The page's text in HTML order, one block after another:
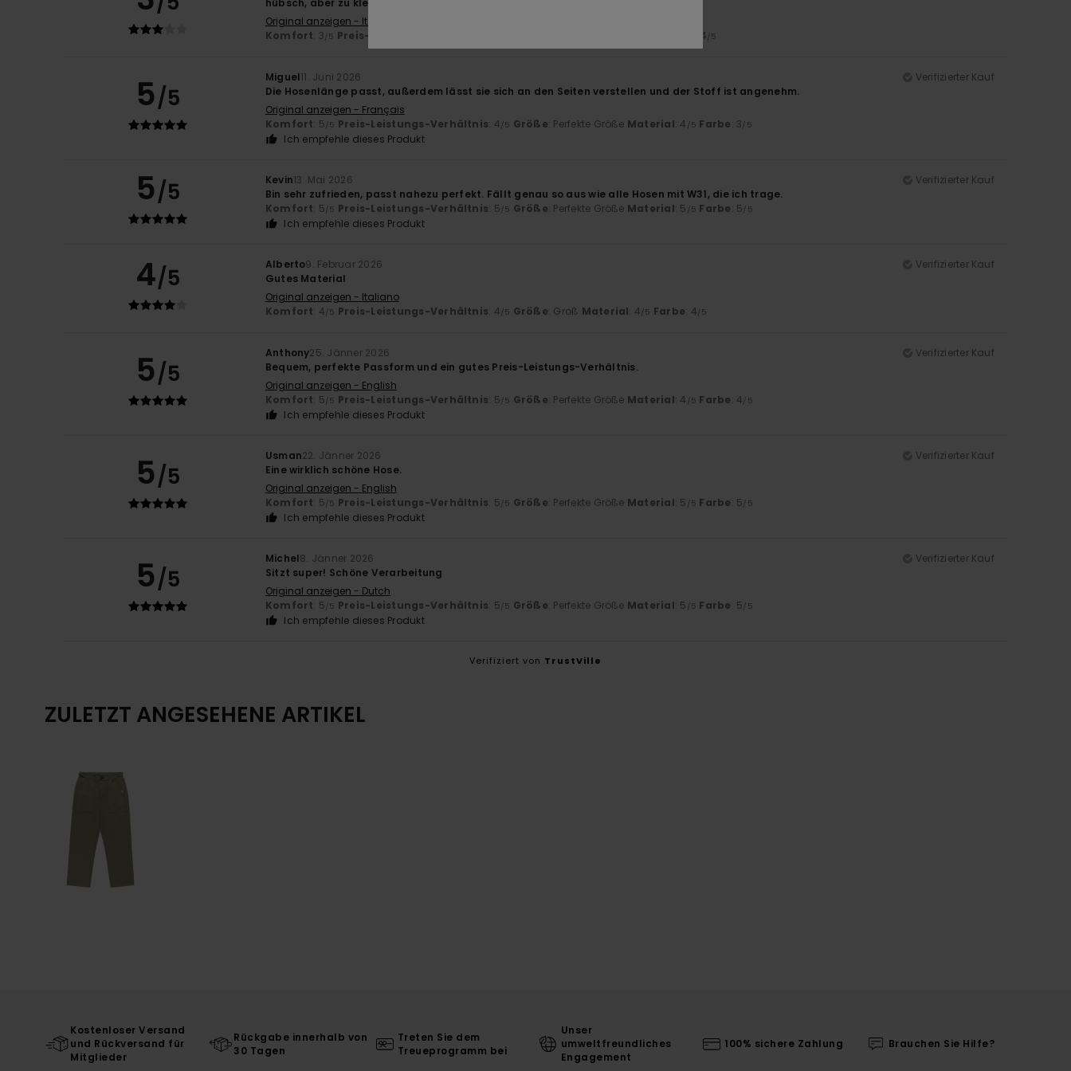
hübsch, aber zu klein
Original anzeigen - Italiano
Komfort: 3/5 Preis-Leistungs-Verhältnis : 4/5
5/5
Miguel11. Juni 2026
Verifizierter Kauf
Die Hosenlänge passt, außerdem lässt sie sich an den Seiten verstellen und der Stoff ist angenehm.
Original anzeigen - Français
Komfort: 5/5 Preis-Leistungs-Verhältnis: 4/5 Größe: Perfekte Größe Material: 4 /5 Farbe: 3/5
Ich empfehle dieses Produkt
5/5 Kevin13. Mai 2026
Verifizierter Kauf
Bin sehr zufrieden, passt nahezu perfekt. Fällt genau so aus wie alle Hosen mit W31, die ich trage.
Komfort: 5/5 Preis-Leistungs-Verhältnis: 5/5 Größe: Perfekte Größe Material: 5 /5 Farbe: 5/5
Ich empfehle dieses Produkt
4/5 Alberto9. Februar 2026
Verifizierter Kauf
Gutes Material
Original anzeigen - Italiano
Komfort: 4/5 Preis-Leistungs-Verhältnis: 4/5 Größe: Groß Material: 4/5 Farbe: 4/5
5/5
Anthony25. Jänner 2026
Verifizierter Kauf
Bequem, perfekte Passform und ein gutes Preis-Leistungs-Verhältnis.
Original anzeigen - English
Komfort: 5/5 Preis-Leistungs-Verhältnis: 5/5 Größe: Perfekte Größe Material: 4 /5 Farbe: 4/5
Ich empfehle dieses Produkt
5/5
Usman22. Jänner 2026
Verifizierter Kauf
Eine wirklich schöne Hose.
Original anzeigen - English
Komfort: 5/5 Preis-Leistungs-Verhältnis: 5/5 Größe: Perfekte Größe Material: 5 /5 Farbe: 5/5
Ich empfehle dieses Produkt
5/5
Michel8. Jänner 2026
Verifizierter Kauf
Sitzt super! Schöne Verarbeitung
Original anzeigen - Dutch
Komfort: 5/5 Preis-Leistungs-Verhältnis: 5/5 Größe: Perfekte Größe Material: 5 /5 Farbe: 5/5
Ich empfehle dieses Produkt
Verifiziert von TrustVille
ZULETZT ANGESEHENE ARTIKEL
Kostenloser Versand
und Rückversand für
Mitglieder
Rückgabe innerhalb von
30 Tagen
Treten Sie dem
Treueprogramm bei
Unser
umweltfreundliches
Engagement
100% sichere Zahlung Brauchen Sie Hilfe?